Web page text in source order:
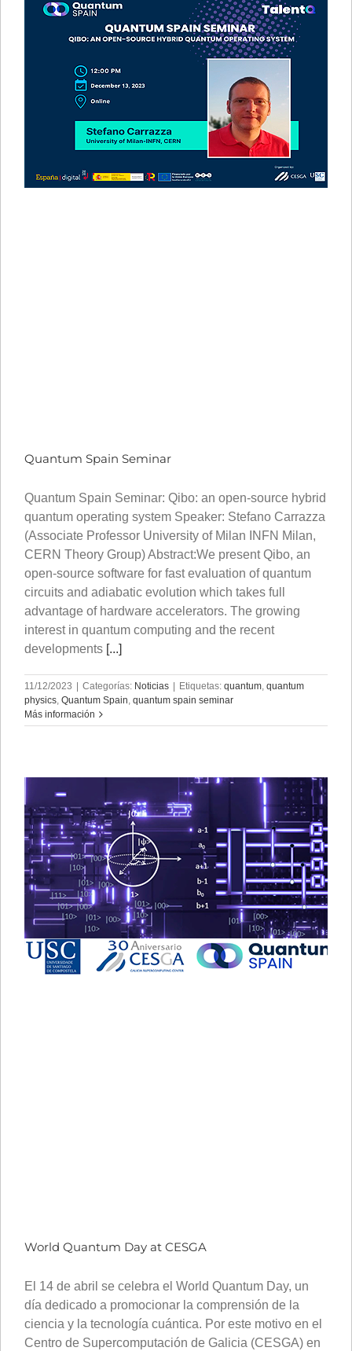
Quantum Spain Seminar
Quantum Spain Seminar: Qibo: an open-source hybrid
quantum operating system Speaker: Stefano Carrazza
(Associate Professor University of Milan INFN Milan,
CERN Theory Group) Abstract:We present Qibo, an
open-source software for fast evaluation of quantum
circuits and adiabatic evolution which takes full
advantage of hardware accelerators. The growing
interest in quantum computing and the recent
developments [...]
11/12/2023 | Categorías: Noticias | Etiquetas: quantum quantum
physics Quantum Spain quantum spain seminar
Más información
World Quantum Day at CESGA
El 14 de abril se celebra el World Quantum Day, un
día dedicado a promocionar la comprensión de la
ciencia y la tecnología cuántica. Por este motivo en el
Centro de Supercomputación de Galicia (CESGA) en